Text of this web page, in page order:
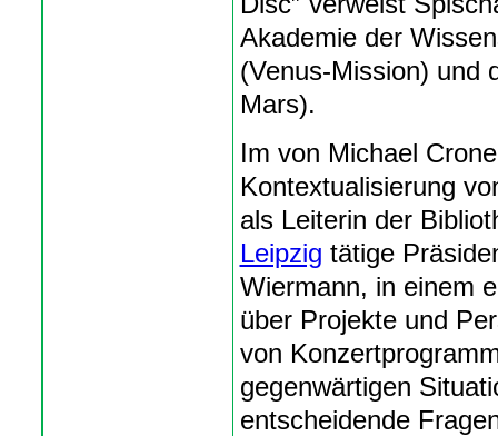
Akademie der
(Venus-Mission) und
Mars).
Im von Michael
Kontextualisierung
als Leiterin der
Leipzig tätige
Wiermann, in einem
über Projekte und
von
gegenwärtigen
entscheidende